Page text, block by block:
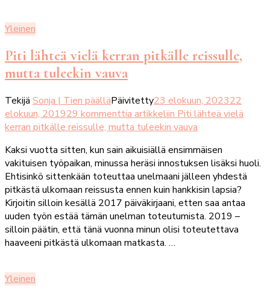
Yleinen
Piti lähteä vielä kerran pitkälle reissulle,
mutta tuleekin vauva
Tekijä Sonja | Tien päälläPäivitetty23 elokuun, 202322
elokuun, 201929 kommenttia artikkeliin Piti lähteä vielä
kerran pitkälle reissulle, mutta tuleekin vauva
Kaksi vuotta sitten, kun sain aikuisiällä ensimmäisen
vakituisen työpaikan, minussa heräsi innostuksen lisäksi huoli.
Ehtisinkö sittenkään toteuttaa unelmaani jälleen yhdestä
pitkästä ulkomaan reissusta ennen kuin hankkisin lapsia?
Kirjoitin silloin kesällä 2017 päiväkirjaani, etten saa antaa
uuden työn estää tämän unelman toteutumista. 2019 –
silloin päätin, että tänä vuonna minun olisi toteutettava
haaveeni pitkästä ulkomaan matkasta. …
Yleinen